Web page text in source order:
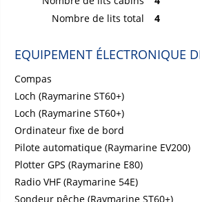
Nombre de lits total
4
EQUIPEMENT ÉLECTRONIQUE
Compas
Loch (Raymarine ST60+)
Loch (Raymarine ST60+)
Ordinateur fixe de bord
Pilote automatique (Raymarine EV200)
Plotter GPS (Raymarine E80)
Radio VHF (Raymarine 54E)
Sondeur pêche (Raymarine ST60+)